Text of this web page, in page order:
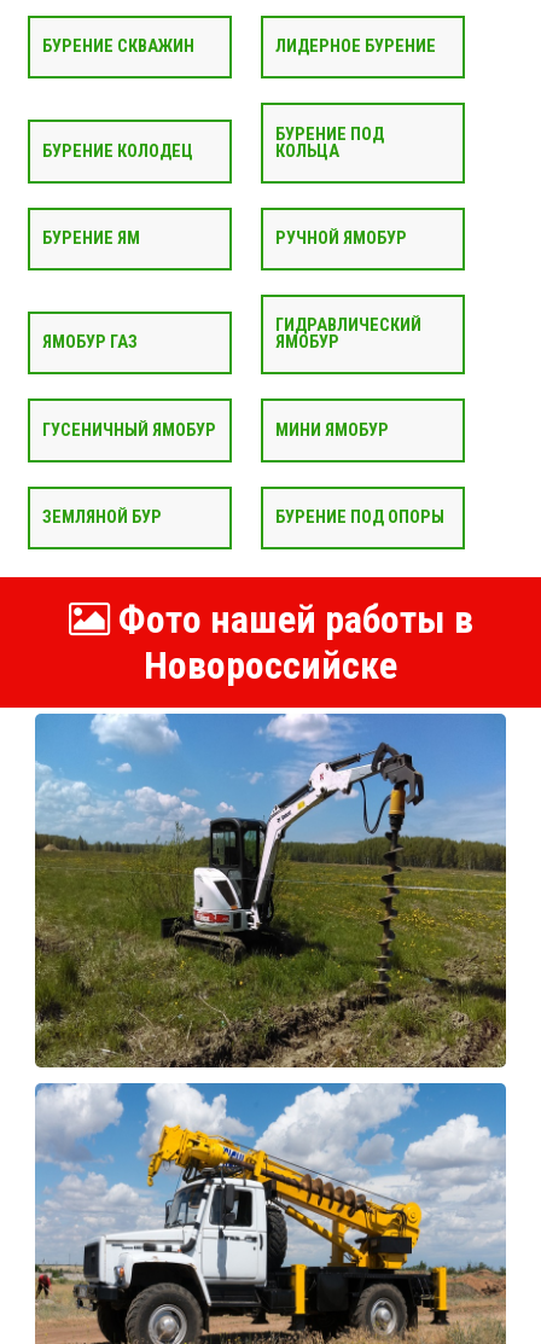
БУРЕНИЕ СКВАЖИН ЛИДЕРНОЕ БУРЕНИЕ
БУРЕНИЕ КОЛОДЕЦ
БУРЕНИЕ ПОД
КОЛЬЦА
БУРЕНИЕ ЯМ РУЧНОЙ ЯМОБУР
ЯМОБУР ГАЗ
ГИДРАВЛИЧЕСКИЙ
ЯМОБУР
ГУСЕНИЧНЫЙ ЯМОБУР МИНИ ЯМОБУР
ЗЕМЛЯНОЙ БУР БУРЕНИЕ ПОД ОПОРЫ
Фото нашей работы в
Новороссийске